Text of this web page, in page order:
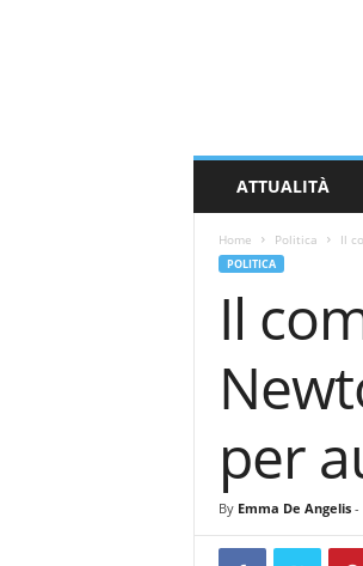
ATTUALITÀ
Home Politica Il
POLITICA
Il
per
By Emma De Angelis-